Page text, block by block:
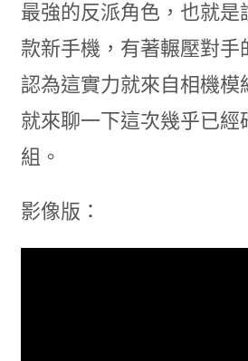
最強的反派角色，也就是
款新手機，有著輾壓對手
認為這實力就來自相機模
就來聊一下這次幾乎已經
組。
影像版：